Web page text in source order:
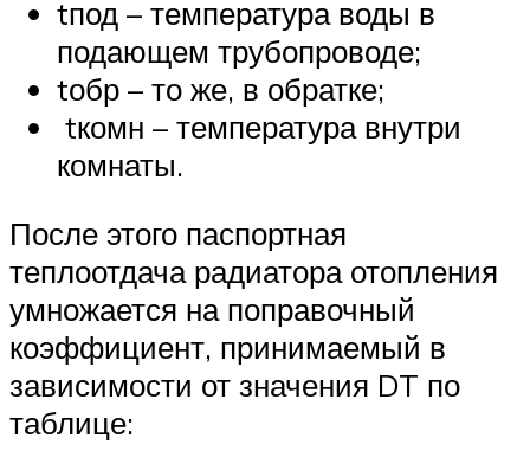
tпод – температура воды в
подающем трубопроводе;
tобр – то же, в обратке;
tкомн – температура внутри
комнаты.
После этого паспортная
теплоотдача радиатора отопления
умножается на поправочный
коэффициент, принимаемый в
зависимости от значения DT по
таблице: